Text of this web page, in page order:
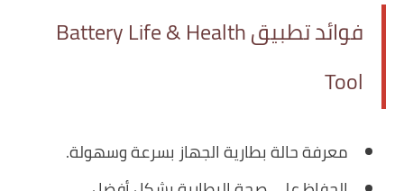
فوائد تطبيق Battery Life & Health
Tool
معرفة حالة بطارية الجهاز بسرعة وسهولة.